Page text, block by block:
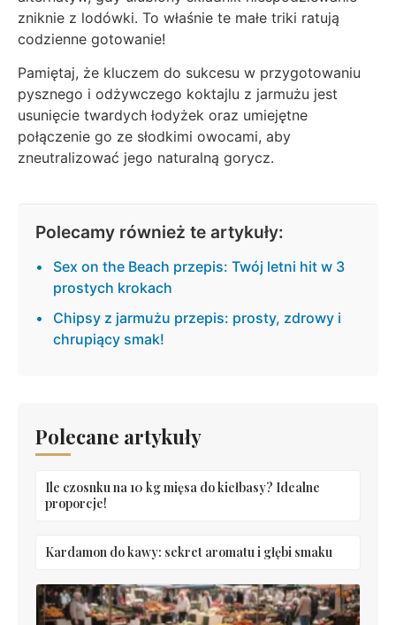
zniknie z lodówki. To właśnie te małe triki ratują
codzienne gotowanie!
Pamiętaj, że kluczem do sukcesu w przygotowaniu
pysznego i odżywczego koktajlu z jarmużu jest
usunięcie twardych łodyżek oraz umiejętne
połączenie go ze słodkimi owocami, aby
zneutralizować jego naturalną gorycz.
Polecamy również te artykuły:
Sex on the Beach przepis: Twój letni hit w 3
prostych krokach
Chipsy z jarmużu przepis: prosty, zdrowy i
chrupiący smak!
Polecane artykuły
Ile czosnku na 10 kg mięsa do kiełbasy? Idealne
proporcje!
Kardamon do kawy: sekret aromatu i głębi smaku